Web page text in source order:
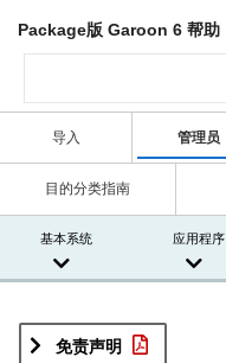
Package版 Garoon 6 帮助
导入 管理员
目的分类指南
基本系统 应用程序
免责声明